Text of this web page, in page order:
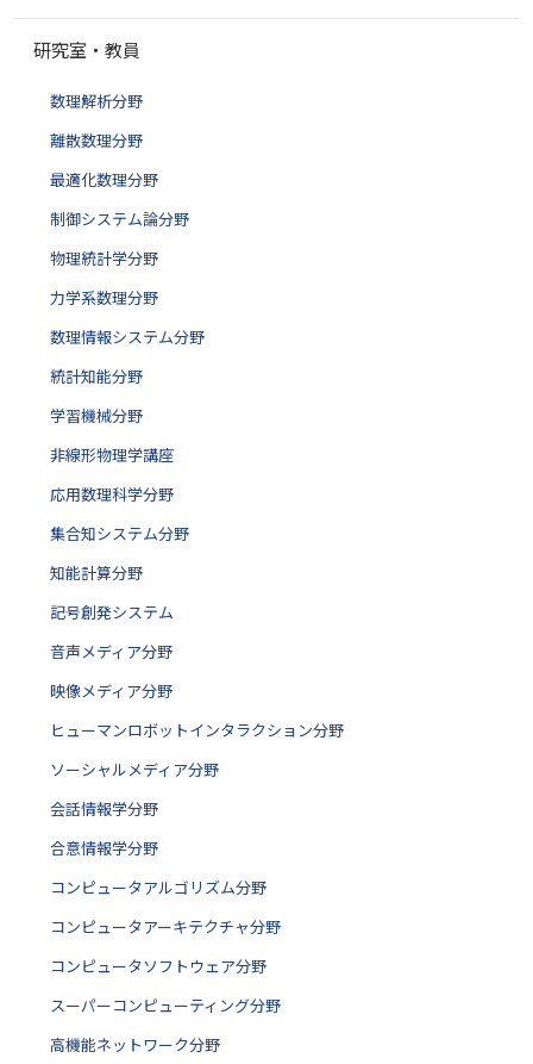
研究室・教員
数理解析分野
離散数理分野
最適化数理分野
制御システム論分野
物理統計学分野
力学系数理分野
数理情報システム分野
統計知能分野
学習機械分野
非線形物理学講座
応用数理科学分野
集合知システム分野
知能計算分野
記号創発システム
音声メディア分野
映像メディア分野
ヒューマンロボットインタラクション分野
ソーシャルメディア分野
会話情報学分野
合意情報学分野
コンピュータアルゴリズム分野
コンピュータアーキテクチャ分野
コンピュータソフトウェア分野
スーパーコンピューティング分野
高機能ネットワーク分野